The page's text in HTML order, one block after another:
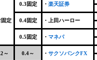
固定
0.3固定 ・ 楽天証券
0.4固定 ・上田ハーロー
0.5固定 ・ マネパ
～ 0.4～ ・ サクソバンクFX